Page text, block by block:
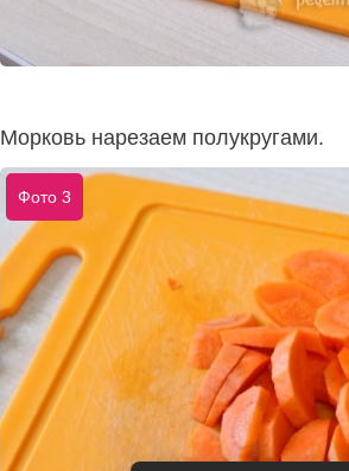
Морковь нарезаем полукругами.
Фото 3